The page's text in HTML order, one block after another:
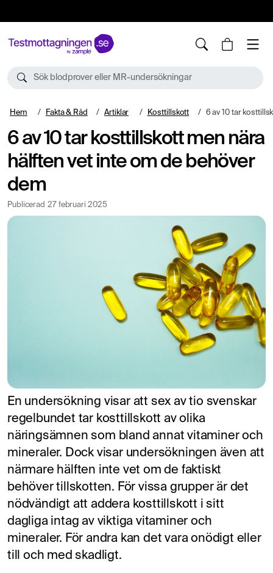
Sök blodprover eller MR-undersökningar
Hem Fakta & Råd Artiklar Kosttillskott 6 av 10 tar kosttillskott men nära
6 av 10 tar kosttillskott men nära
hälften vet inte om de behöver
dem
Publicerad 27 februari 2025
En undersökning visar att sex av tio svenskar
regelbundet tar kosttillskott av olika
näringsämnen som bland annat vitaminer och
mineraler. Dock visar undersökningen även att
närmare hälften inte vet om de faktiskt
behöver tillskotten. För vissa grupper är det
nödvändigt att addera kosttillskott i sitt
dagliga intag av viktiga vitaminer och
mineraler. För andra kan det vara onödigt eller
till och med skadligt.